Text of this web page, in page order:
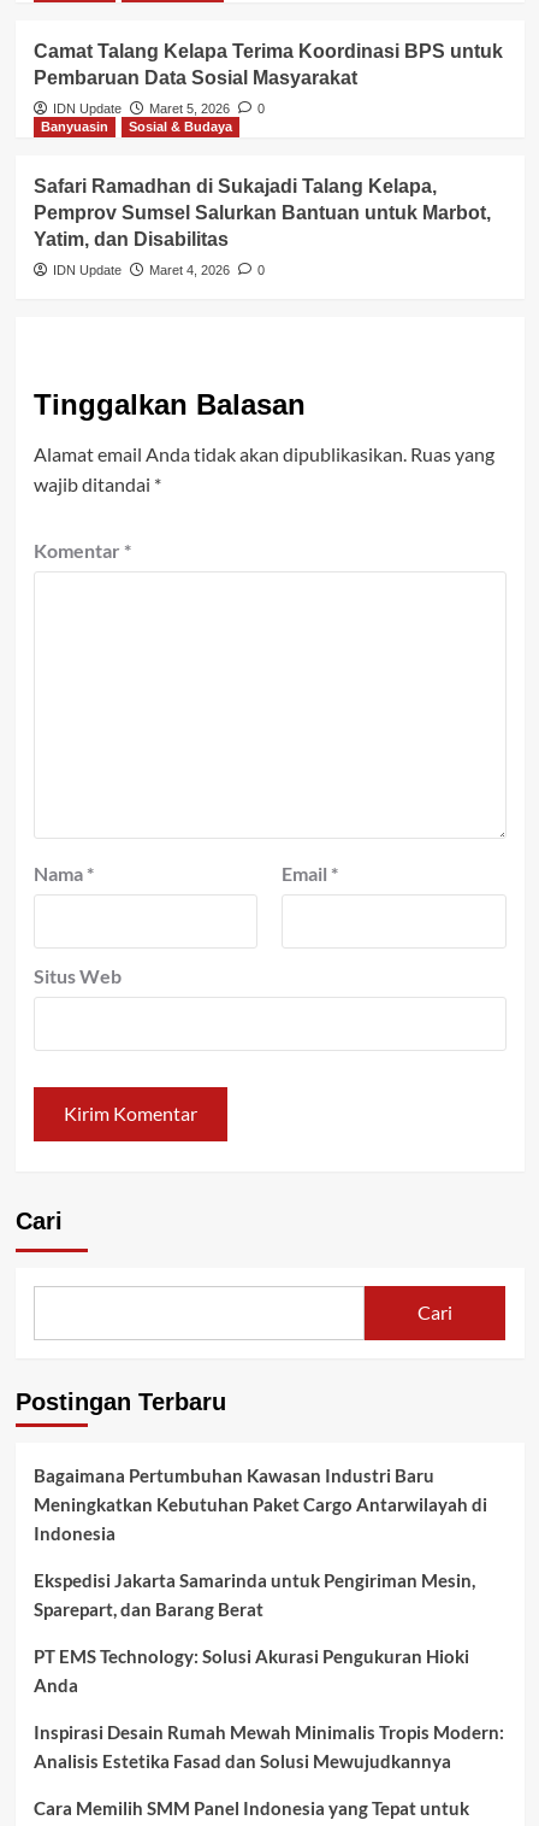
Camat Talang Kelapa Terima Koordinasi BPS untuk
Pembaruan Data Sosial Masyarakat
IDN Update Maret 5, 2026
0
Banyuasin
Sosial & Budaya
Safari Ramadhan di Sukajadi Talang Kelapa,
Pemprov Sumsel Salurkan Bantuan untuk Marbot,
Yatim, dan Disabilitas
IDN Update Maret 4, 2026 0
Tinggalkan Balasan
Alamat email Anda tidak akan dipublikasikan. Ruas yang
wajib ditandai *
Komentar *
Nama * Email *
Situs Web
Cari
Cari
Postingan Terbaru
Bagaimana Pertumbuhan Kawasan Industri Baru
Meningkatkan Kebutuhan Paket Cargo Antarwilayah di
Indonesia
Ekspedisi Jakarta Samarinda untuk Pengiriman Mesin,
Sparepart, dan Barang Berat
PT EMS Technology: Solusi Akurasi Pengukuran Hioki
Anda
Inspirasi Desain Rumah Mewah Minimalis Tropis Modern:
Analisis Estetika Fasad dan Solusi Mewujudkannya
Cara Memilih SMM Panel Indonesia yang Tepat untuk